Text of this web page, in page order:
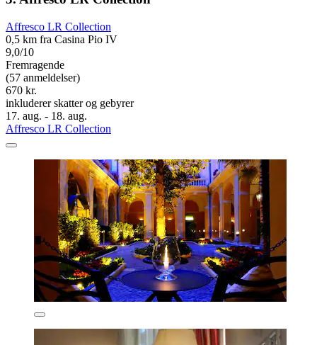
Affresco LR Collection
0,5 km fra Casina Pio IV
9,0/10
Fremragende
(57 anmeldelser)
670 kr.
inkluderer skatter og gebyrer
17. aug. - 18. aug.
Affresco LR Collection